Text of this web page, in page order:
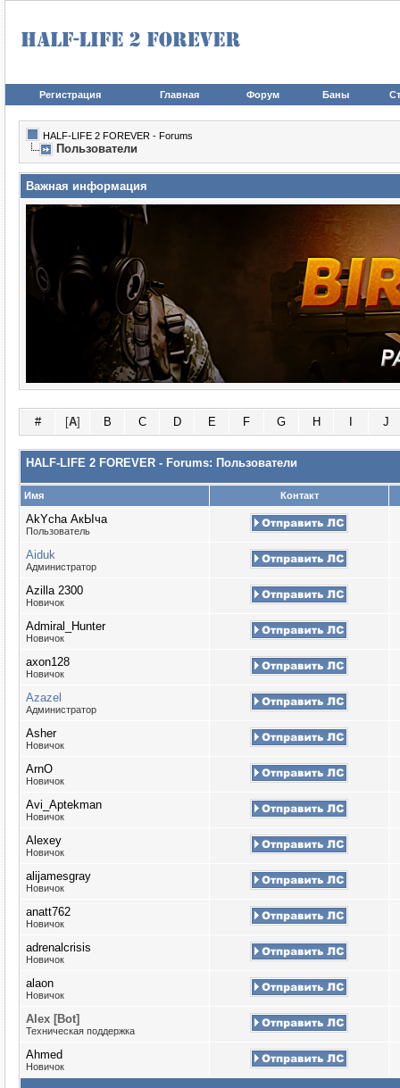
Регистрация Главная Форум Баны
HALF-LIFE 2 FOREVER - Forums
Пользователи
Важная информация
# [A] B C D E F G H J
HALF-LIFE 2 FOREVER - Forums: Пользователи
Имя Контакт
AkYcha АкЫча
Пользователь
Aiduk
Администратор
Azilla 2300
Новичок
Admiral_Hunter
Новичок
axon128
Новичок
Azazel
Администратор
Asher
Новичок
ArnO
Новичок
Avi_Aptekman
Новичок
Alexey
Новичок
alijamesgray
Новичок
anatt762
Новичок
adrenalcrisis
Новичок
alaon
Новичок
Alex [Bot]
Техническая поддержка
Ahmed
Новичок